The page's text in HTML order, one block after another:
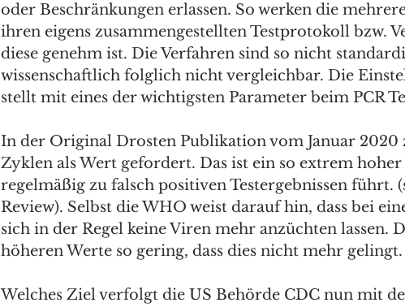
oder Beschränkungen erlassen. So werken die
ihren eigens zusammengestellten Testprotokoll bzw.
diese genehm ist. Die Verfahren sind so nicht
wissenschaftlich folglich nicht vergleichbar. Die
stellt mit eines der wichtigsten Parameter beim PCR
In der Original Drosten Publikation vom Januar 2020
Zyklen als Wert gefordert. Das ist ein so extrem
regelmäßig zu falsch positiven Testergebnissen führt.
Review). Selbst die WHO weist darauf hin, dass bei
sich in der Regel keine Viren mehr anzüchten lassen.
höheren Werte so gering, dass dies nicht mehr gelingt.
Welches Ziel verfolgt die US Behörde CDC nun mit